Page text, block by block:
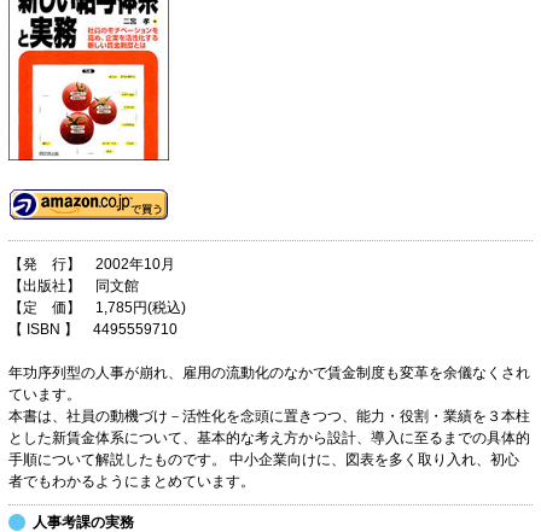
【発 行】 2002年10月
【出版社】 同文館
【定 価】 1,785円(税込)
【 ISBN 】 4495559710
年功序列型の人事が崩れ、雇用の流動化のなかで賃金制度も変革を余儀なくされ
ています。
本書は、社員の動機づけ－活性化を念頭に置きつつ、能力・役割・業績を３本柱
とした新賃金体系について、基本的な考え方から設計、導入に至るまでの具体的
手順について解説したものです。 中小企業向けに、図表を多く取り入れ、初心
者でもわかるようにまとめています。
人事考課の実務